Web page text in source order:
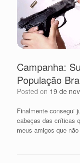
Campanha:
População
Posted on 19 de
Finalmente consegui
cabeças das críticas
meus amigos que